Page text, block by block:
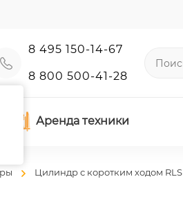
8 495 150-14-67
8 800 500-41-28
Аренда техники
Цилиндр с коротким ходом RLS